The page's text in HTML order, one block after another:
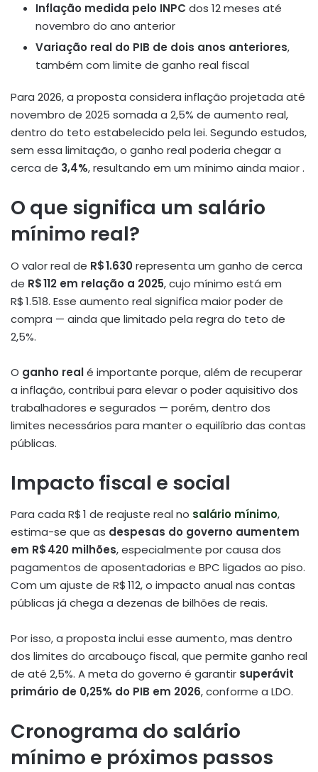
Inflação medida pelo INPC dos 12 meses até
novembro do ano anterior
Variação real do PIB de dois anos anteriores,
também com limite de ganho real fiscal
Para 2026, a proposta considera inflação projetada até
novembro de 2025 somada a 2,5% de aumento real,
dentro do teto estabelecido pela lei. Segundo estudos,
sem essa limitação, o ganho real poderia chegar a
cerca de 3,4%, resultando em um mínimo ainda maior.
O que significa um salário
mínimo real?
O valor real de R$ 1.630representa um ganho de cerca
de R$ 112 em relação a 2025, cujo mínimo está em
R$ 1.518. Esse aumento real significa maior poder de
compra — ainda que limitado pela regra do teto de
2,5%.
O ganho realé importante porque, além de recuperar
a inflação, contribui para elevar o poder aquisitivo dos
trabalhadores e segurados — porém, dentro dos
limites necessários para manter o equilíbrio das contas
públicas.
Impacto fiscal e social
Para cada R$ 1 de reajuste real no salário mínimo,
estima-se que as despesas do governo aumentem
em R$ 420 milhões, especialmente por causa dos
pagamentos de aposentadorias e BPC ligados ao piso.
Com um ajuste de R$ 112, o impacto anual nas contas
públicas já chega a dezenas de bilhões de reais.
Por isso, a proposta inclui esse aumento, mas dentro
dos limites do arcabouço fiscal, que permite ganho real
de até 2,5%. A meta do governo é garantir superávit
primário de 0,25% do PIB em 2026, conforme a LDO.
Cronograma do salário
mínimo e próximos passos